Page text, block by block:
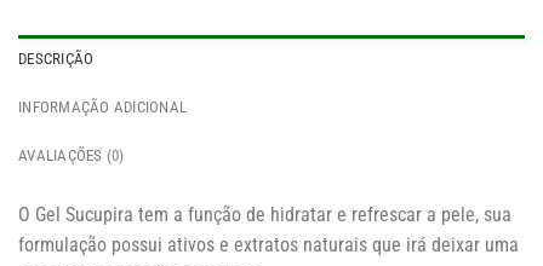
DESCRIÇÃO
INFORMAÇÃO ADICIONAL
AVALIAÇÕES (0)
O Gel Sucupira tem a função de hidratar e refrescar a pele, sua
formulação possui ativos e extratos naturais que irá deixar uma